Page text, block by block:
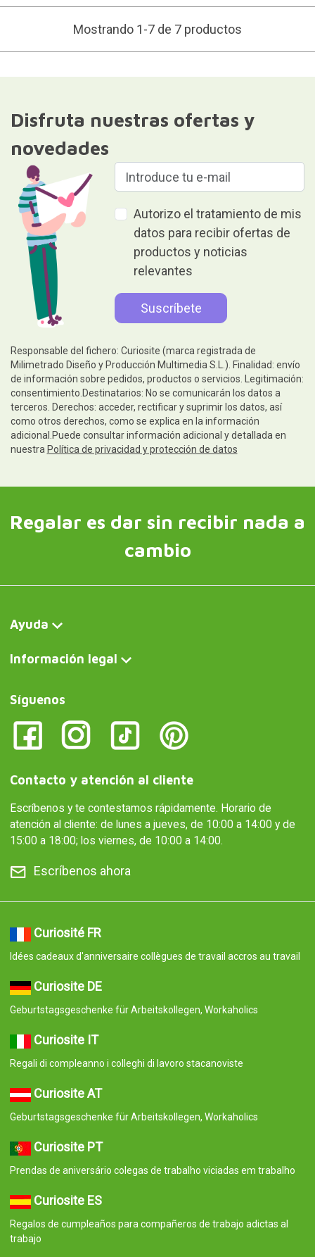
Mostrando 1-7 de 7 productos
Disfruta nuestras ofertas y
novedades
Autorizo el tratamiento de mis
datos para recibir ofertas de
productos y noticias
relevantes
Responsable del fichero: Curiosite (marca registrada de
Milimetrado Diseño y Producción Multimedia S.L.). Finalidad: envío
de información sobre pedidos, productos o servicios. Legitimación:
consentimiento.Destinatarios: No se comunicarán los datos a
terceros. Derechos: acceder, rectificar y suprimir los datos, así
como otros derechos, como se explica en la información
adicional.Puede consultar información adicional y detallada en
nuestra Política de privacidad y protección de datos
Regalar es dar sin recibir nada a
cambio
Ayuda
Información legal
Síguenos
Contacto y atención al cliente
Escríbenos y te contestamos rápidamente. Horario de
atención al cliente: de lunes a jueves, de 10:00 a 14:00 y de
15:00 a 18:00; los viernes, de 10:00 a 14:00.
Escríbenos ahora
Curiosité FR
Idées cadeaux d'anniversaire collègues de travail accros au travail
Curiosite DE
Geburtstagsgeschenke für Arbeitskollegen, Workaholics
Curiosite IT
Regali di compleanno i colleghi di lavoro stacanoviste
Curiosite AT
Geburtstagsgeschenke für Arbeitskollegen, Workaholics
Curiosite PT
Prendas de aniversário colegas de trabalho viciadas em trabalho
Curiosite ES
Regalos de cumpleaños para compañeros de trabajo adictas al
trabajo